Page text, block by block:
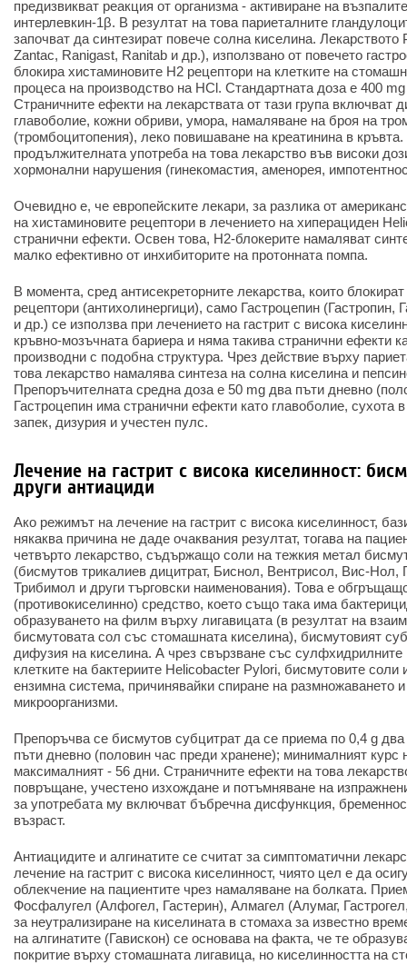
предизвикват реакция от организма - активиране на
интерлевкин-1β. В резултат на това париеталните
започват да синтезират повече солна киселина.
Zantac, Ranigast, Ranitab и др.), използвано от повечето
блокира хистаминовите H2 рецептори на клетките на
процеса на производство на HCl. Стандартната доза е 400
Страничните ефекти на лекарствата от тази група включват
главоболие, кожни обриви, умора, намаляване на броя на
(тромбоцитопения), леко повишаване на креатинина в
продължителната употреба на това лекарство във високи
хормонални нарушения (гинекомастия, аменорея,
Очевидно е, че европейските лекари, за разлика от
на хистаминовите рецептори в лечението на хиперациден
странични ефекти. Освен това, H2-блокерите намаляват
малко ефективно от инхибиторите на протонната помпа.
В момента, сред антисекреторните лекарства, които
рецептори (антихолинергици), само Гастроцепин (Гастропин,
и др.) се използва при лечението на гастрит с висока
кръвно-мозъчната бариера и няма такива странични ефекти
производни с подобна структура. Чрез действие върху
това лекарство намалява синтеза на солна киселина и
Препоръчителната средна доза е 50 mg два пъти дневно
Гастроцепин има странични ефекти като главоболие, сухота
запек, дизурия и учестен пулс.
Лечение на гастрит с висока киселинност:
други антиациди
Ако режимът на лечение на гастрит с висока киселинност,
някаква причина не даде очаквания резултат, тогава на
четвърто лекарство, съдържащо соли на тежкия метал
(бисмутов трикалиев дицитрат, Биснол, Вентрисол, Вис-
Трибимол и други търговски наименования). Това е
(противокиселинно) средство, което също така има
образуването на филм върху лигавицата (в резултат на
бисмутовата сол със стомашната киселина), бисмутовият
дифузия на киселина. А чрез свързване със сулфхидрилните
клетките на бактериите Helicobacter Pylori, бисмутовите соли
ензимна система, причинявайки спиране на размножаването
микроорганизми.
Препоръчва се бисмутов субцитрат да се приема по 0,4 g
пъти дневно (половин час преди хранене); минималният курс
максималният - 56 дни. Страничните ефекти на това
повръщане, учестено изхождане и потъмняване на
за употребата му включват бъбречна дисфункция,
възраст.
Антиацидите и алгинатите се считат за симптоматични
лечение на гастрит с висока киселинност, чиято цел е да
облекчение на пациентите чрез намаляване на болката.
Фосфалугел (Алфогел, Гастерин), Алмагел (Алумаг,
за неутрализиране на киселината в стомаха за известно
на алгинатите (Гавискон) се основава на факта, че те
покритие върху стомашната лигавица, но киселинността на